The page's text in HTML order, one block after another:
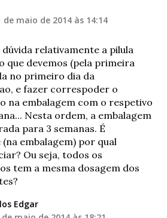
de maio de 2014 às 14:14
dúvida relativamente a pilula
que devemos (pela primeira
no primeiro dia da
e fazer correspoder o
na embalagem com o respetivo
Nesta ordem, a embalagem
para 3 semanas. É
embalagem) por qual
Ou seja, todos os
tem a mesma dosagem dos
Edgar